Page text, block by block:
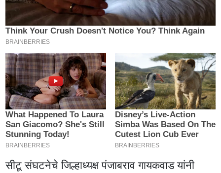
सीटू संघटनेचे जिल्हाध्यक्ष पंजाबराव गायकवाड यांनी